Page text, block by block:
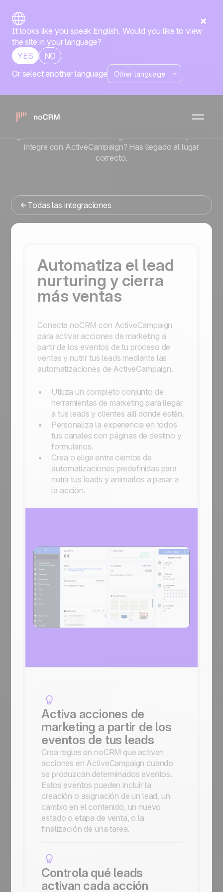
It looks like you speak English. Would you like to view
the site in your language?
YES
NO
Or select another language
Nativa
ActiveCampaignx
integre con ActiveCampaign? Has llegado al lugar
correcto.
Todas las integraciones
Automatiza el lead
nurturing y cierra
más ventas
Conecta noCRM con ActiveCampaign
para activar acciones de marketing a
partir de los eventos de tu proceso de
ventas y nutrir tus leads mediante las
automatizaciones de ActiveCampaign.
Utiliza un completo conjunto de
herramientas de marketing para llegar
a tus leads y clientes allí donde estén.
Personaliza la experiencia en todos
tus canales con páginas de destino y
formularios.
Crea o elige entre cientos de
automatizaciones predefinidas para
nutrir tus leads y animarlos a pasar a
la acción.
Activa acciones de
marketing a partir de los
eventos de tus leads
Crea reglas en noCRM que activen
acciones en ActiveCampaign cuando
se produzcan determinados eventos.
Estos eventos pueden incluir la
creación o asignación de un lead, un
cambio en el contenido, un nuevo
estado o etapa de venta, o la
finalización de una tarea.
Controla qué leads
activan cada acción